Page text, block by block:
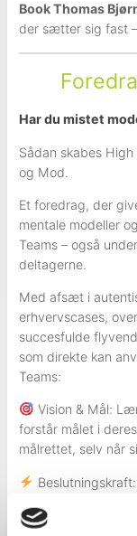
Book Thomas
der sætter sig fast
Har du mistet
Sådan skabes
og Mod.
Et foredrag, der
mentale modeller
Teams – også
deltagerne.
Med afsæt i
erhvervscases,
succesfulde
som direkte kan
Teams:
Vision & Mål:
forstår målet i
målrettet, selv når
beslutninger giver